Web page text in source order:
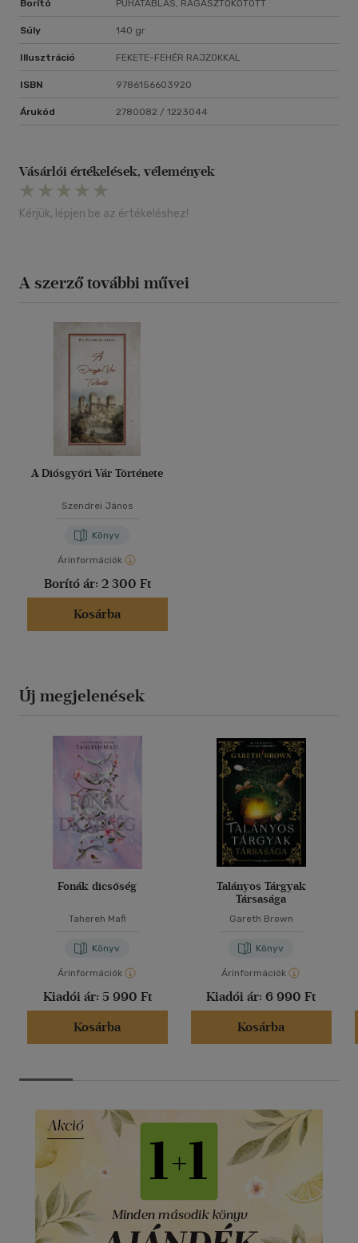
Borító PUHATÁBLÁS, RAGASZTÓKÖTÖTT
Súly 140 gr
Illusztráció FEKETE-FEHÉR RAJZOKKAL
ISBN 9786156603920
Árukód 2780082 / 1223044
Vásárlói értékelések, vélemények
Kérjük, lépjen be az értékeléshez!
A szerző további művei
A Diósgyőri Vár Története
Szendrei János
Könyv
Árinformációk
Borító ár: 2 300 Ft
Kosárba
Új megjelenések
Fonák dicsőség
Tahereh Mafi
Könyv
Árinformációk
Kiadói ár: 5 990 Ft
Kosárba
Talányos Tárgyak
Társasága
Gareth Brown
Könyv
Árinformációk
Kiadói ár: 6 990 Ft
Kosárba